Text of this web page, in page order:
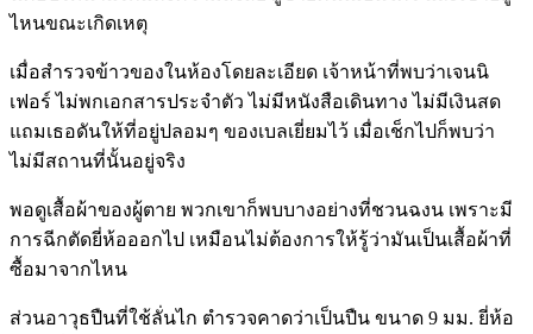
ไหนขณะเกิดเหตุ
เมื่อสำรวจข้าวของในห้องโดยละเอียด เจ้าหน้าที่พบว่าเจนนิ
เฟอร์ ไม่พกเอกสารประจำตัว ไม่มีหนังสือเดินทาง ไม่มีเงินสด
แถมเธอดันให้ที่อยู่ปลอมๆ ของเบลเยี่ยมไว้ เมื่อเช็กไปก็พบว่า
ไม่มีสถานที่นั้นอยู่จริง
พอดูเสื้อผ้าของผู้ตาย พวกเขาก็พบบางอย่างที่ชวนฉงน เพราะมี
การฉีกตัดยี่ห้อออกไป เหมือนไม่ต้องการให้รู้ว่ามันเป็นเสื้อผ้าที่
ซื้อมาจากไหน
ส่วนอาวุธปืนที่ใช้ลั่นไก ตำรวจคาดว่าเป็นปืน ขนาด 9 มม. ยี่ห้อ